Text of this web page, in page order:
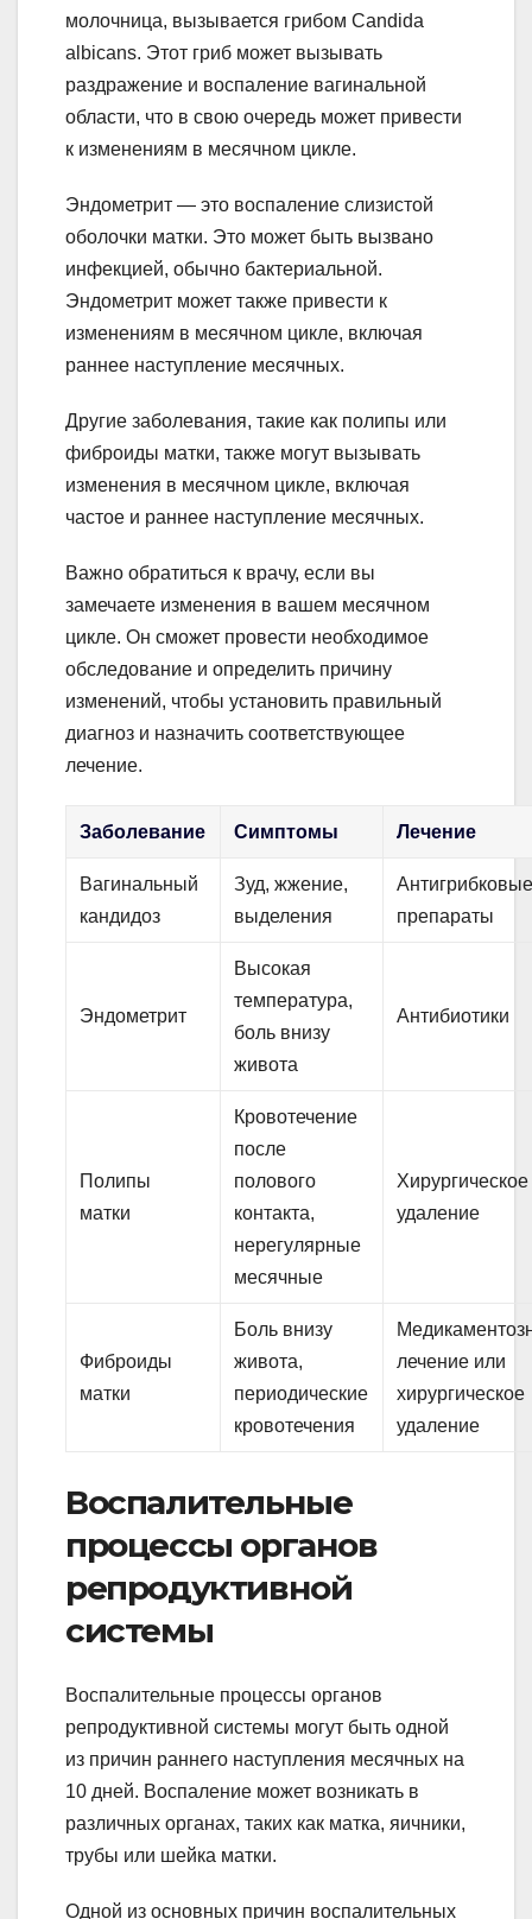
молочница, вызывается грибом Candida
albicans. Этот гриб может вызывать
раздражение и воспаление вагинальной
области, что в свою очередь может привести
к изменениям в месячном цикле.
Эндометрит — это воспаление слизистой
оболочки матки. Это может быть вызвано
инфекцией, обычно бактериальной.
Эндометрит может также привести к
изменениям в месячном цикле, включая
раннее наступление месячных.
Другие заболевания, такие как полипы или
фиброиды матки, также могут вызывать
изменения в месячном цикле, включая
частое и раннее наступление месячных.
Важно обратиться к врачу, если вы
замечаете изменения в вашем месячном
цикле. Он сможет провести необходимое
обследование и определить причину
изменений, чтобы установить правильный
диагноз и назначить соответствующее
лечение.
Заболевание Симптомы Лечение
Вагинальный
кандидоз
Зуд, жжение,
выделения
препараты
Эндометрит
Высокая
температура,
боль внизу
живота
Антибиотики
Полипы
матки
Кровотечение
после
полового
контакта,
нерегулярные
месячные
Хирургическое
удаление
Фиброиды
матки
Боль внизу
живота,
периодические
кровотечения
лечение или
хирургическое
удаление
Воспалительные
процессы органов
репродуктивной
системы
Воспалительные процессы органов
репродуктивной системы могут быть одной
из причин раннего наступления месячных на
10 дней. Воспаление может возникать в
различных органах, таких как матка, яичники,
трубы или шейка матки.
Одной из основных причин воспалительных